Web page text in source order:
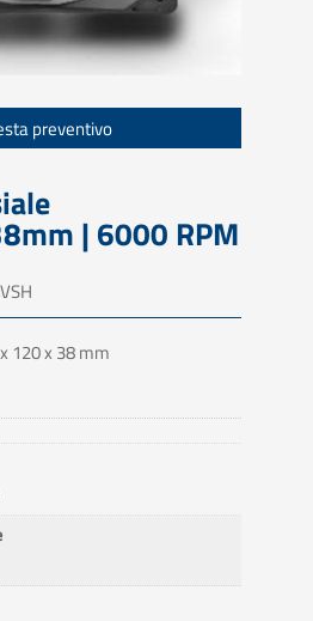
preventivo
| 6000 RPM
120 x 38 mm